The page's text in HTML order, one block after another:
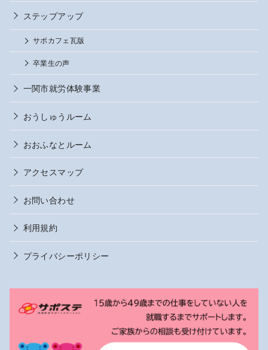
ステップアップ
サポカフェ瓦版
卒業生の声
一関市就労体験事業
おうしゅうルーム
おおふなとルーム
アクセスマップ
お問い合わせ
利用規約
プライバシーポリシー